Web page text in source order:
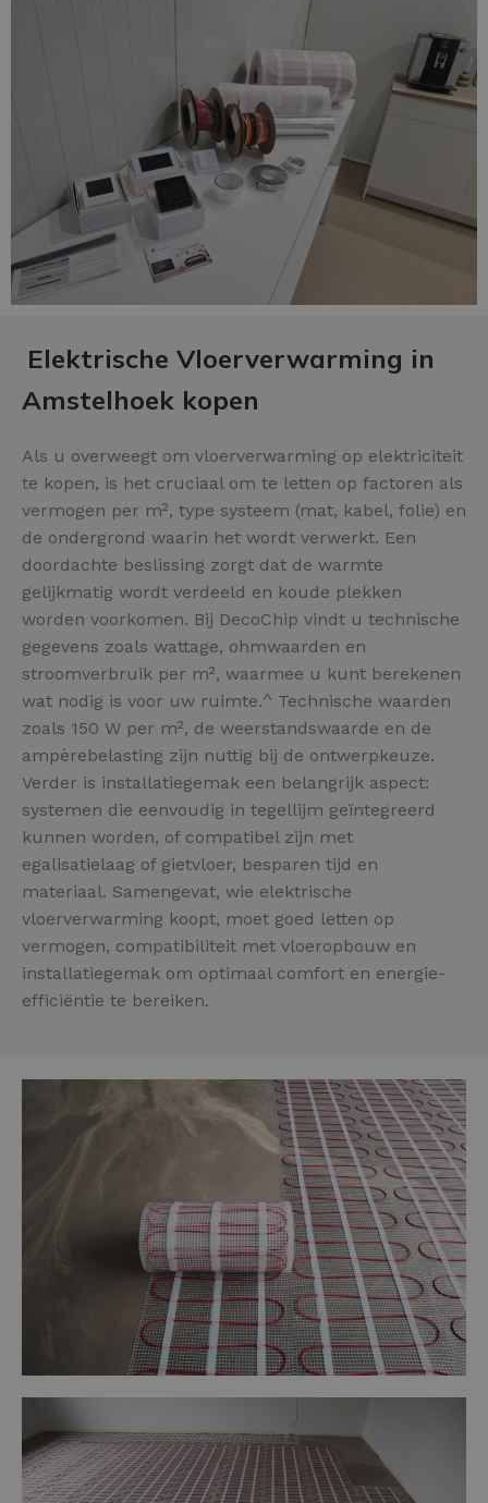
Elektrische Vloerverwarming in
Amstelhoek kopen
Als u overweegt om vloerverwarming op elektriciteit
te kopen, is het cruciaal om te letten op factoren als
vermogen per m², type systeem (mat, kabel, folie) en
de ondergrond waarin het wordt verwerkt. Een
doordachte beslissing zorgt dat de warmte
gelijkmatig wordt verdeeld en koude plekken
worden voorkomen. Bij DecoChip vindt u technische
gegevens zoals wattage, ohmwaarden en
stroomverbruik per m², waarmee u kunt berekenen
wat nodig is voor uw ruimte.^ Technische waarden
zoals 150 W per m², de weerstandswaarde en de
ampèrebelasting zijn nuttig bij de ontwerpkeuze.
Verder is installatiegemak een belangrijk aspect:
systemen die eenvoudig in tegellijm geïntegreerd
kunnen worden, of compatibel zijn met
egalisatielaag of gietvloer, besparen tijd en
materiaal. Samengevat, wie elektrische
vloerverwarming koopt, moet goed letten op
vermogen, compatibiliteit met vloeropbouw en
installatiegemak om optimaal comfort en energie-
efficiëntie te bereiken.